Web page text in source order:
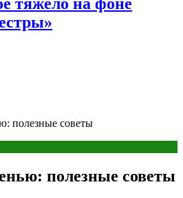
полезные советы
полезные советы